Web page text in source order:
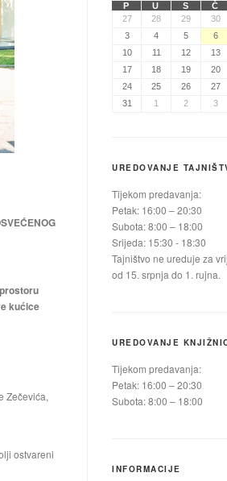
kućice
Zečevića,
ostvareni
P
U S Č
27
28 29 30
3
4 5 6
10
11 12 13
17
18 19 20
24
25 26 27
31
1 2 3
UREDOVANJE
Tijekom predavanja:
Petak: 16:00 – 20:30
Subota: 8:00 – 18:00
Srijeda: 15:30 - 18:30
Tajništvo ne ureduje za
od 15. srpnja do 1. rujna.
UREDOVANJE
Tijekom predavanja:
Petak: 16:00 – 20:30
Subota: 8:00 – 18:00
INFORMACIJE